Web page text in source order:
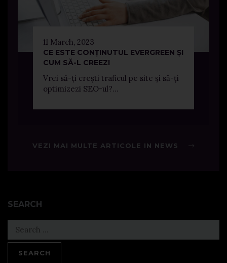
11 March, 2023
CE ESTE CONȚINUTUL EVERGREEN ȘI
CUM SĂ-L CREEZI
Vrei să-ți crești traficul pe site și să-ți
optimizezi SEO-ul?...
VEZI MAI MULTE ARTICOLE IN NEWS
SEARCH
Search
for: